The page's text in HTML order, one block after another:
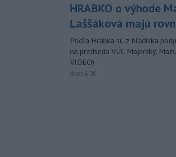
HRABKO o výhode
Laššáková majú
Podľa Hrabka sú z hľadiska
na predsedu VÚC Majerský,
VIDEO)
dnes 6:00